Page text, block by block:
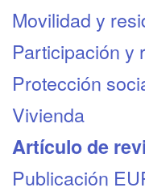
Movilidad y
Participación y
Protección
Vivienda
Artículo de
Publicación